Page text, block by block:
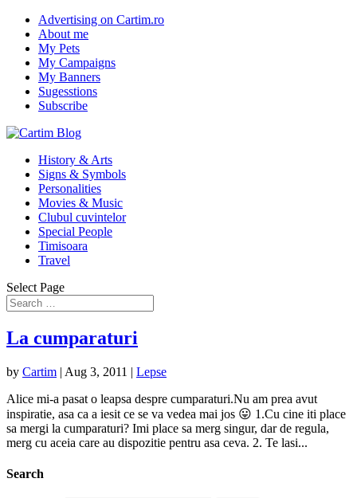
Advertising on Cartim.ro
About me
My Pets
My Campaigns
My Banners
Sugesstions
Subscribe
History & Arts
Signs & Symbols
Personalities
Movies & Music
Clubul cuvintelor
Special People
Timisoara
Travel
Select Page
La cumparaturi
by Cartim | Aug 3, 2011 | Lepse
Alice mi-a pasat o leapsa despre cumparaturi.Nu am prea avut
inspiratie, asa ca a iesit ce se va vedea mai jos 😛 1.Cu cine iti place
sa mergi la cumparaturi? Imi place sa merg singur, dar de regula,
merg cu aceia care au dispozitie pentru asa ceva. 2. Te lasi...
Search